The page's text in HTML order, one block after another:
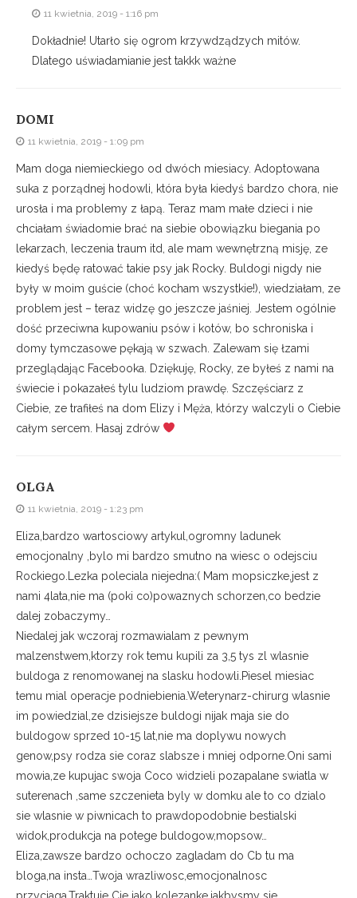
11 kwietnia, 2019 - 1:16 pm
Dokładnie! Utarło się ogrom krzywdządzych mitów.
Dlatego uświadamianie jest takkk ważne
DOMI
11 kwietnia, 2019 - 1:09 pm
Mam doga niemieckiego od dwóch miesiacy. Adoptowana
suka z porządnej hodowli, która była kiedyś bardzo chora, nie
urosła i ma problemy z łapą. Teraz mam małe dzieci i nie
chciałam świadomie brać na siebie obowiązku biegania po
lekarzach, leczenia traum itd, ale mam wewnętrzną misję, ze
kiedyś będę ratować takie psy jak Rocky. Buldogi nigdy nie
były w moim guście (choć kocham wszystkie!), wiedziałam, ze
problem jest – teraz widzę go jeszcze jaśniej. Jestem ogólnie
dość przeciwna kupowaniu psów i kotów, bo schroniska i
domy tymczasowe pękają w szwach. Zalewam się łzami
przeglądając Facebooka. Dziękuję, Rocky, ze byłeś z nami na
świecie i pokazałeś tylu ludziom prawdę. Szczęściarz z
Ciebie, ze trafiłeś na dom Elizy i Męża, którzy walczyli o Ciebie
całym sercem. Hasaj zdrów
OLGA
11 kwietnia, 2019 - 1:23 pm
Eliza,bardzo wartosciowy artykul,ogromny ladunek
emocjonalny ,bylo mi bardzo smutno na wiesc o odejsciu
Rockiego.Lezka poleciala niejedna:( Mam mopsiczke,jest z
nami 4lata,nie ma (poki co)powaznych schorzen,co bedzie
dalej zobaczymy…
Niedalej jak wczoraj rozmawialam z pewnym
malzenstwem,ktorzy rok temu kupili za 3,5 tys zl wlasnie
buldoga z renomowanej na slasku hodowli.Piesel miesiac
temu mial operacje podniebienia.Weterynarz-chirurg wlasnie
im powiedzial,ze dzisiejsze buldogi nijak maja sie do
buldogow sprzed 10-15 lat,nie ma doplywu nowych
genow,psy rodza sie coraz slabsze i mniej odporne.Oni sami
mowia,ze kupujac swoja Coco widzieli pozapalane swiatla w
suterenach ,same szczenieta byly w domku ale to co dzialo
sie wlasnie w piwnicach to prawdopodobnie bestialski
widok,produkcja na potege buldogow,mopsow…
Eliza,zawsze bardzo ochoczo zagladam do Cb tu ma
bloga,na insta…Twoja wrazliwosc,emocjonalnosc
przyciaga.Traktuje Cie jako kolezanke,jakbysmy sie